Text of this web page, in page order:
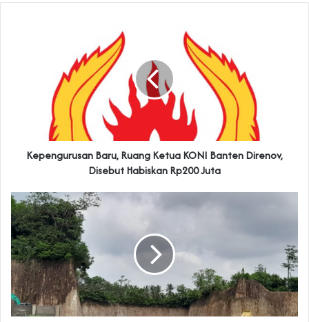
Kepengurusan Baru, Ruang Ketua KONI Banten Direnov,
Disebut Habiskan Rp200 Juta